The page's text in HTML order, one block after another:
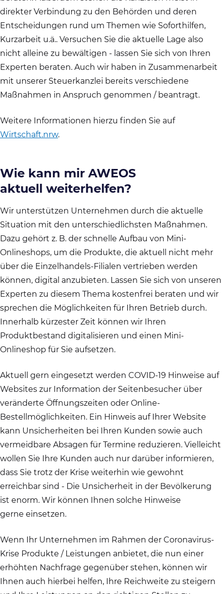
direkter Verbindung zu den Behörden und deren
Entscheidungen rund um Themen wie Soforthilfen,
Kurzarbeit u.ä.. Versuchen Sie die aktuelle Lage also
nicht alleine zu bewältigen - lassen Sie sich von Ihren
Experten beraten. Auch wir haben in Zusammenarbeit
mit unserer Steuerkanzlei bereits verschiedene
Maßnahmen in Anspruch genommen / beantragt.
Weitere Informationen hierzu finden Sie auf
Wirtschaft.nrw.
Wie kann mir AWEOS
aktuell weiterhelfen?
Wir unterstützen Unternehmen durch die aktuelle
Situation mit den unterschiedlichsten Maßnahmen.
Dazu gehört z. B. der schnelle Aufbau von Mini-
Onlineshops, um die Produkte, die aktuell nicht mehr
über die Einzelhandels-Filialen vertrieben werden
können, digital anzubieten. Lassen Sie sich von unseren
Experten zu diesem Thema kostenfrei beraten und wir
sprechen die Möglichkeiten für Ihren Betrieb durch.
Innerhalb kürzester Zeit können wir Ihren
Produktbestand digitalisieren und einen Mini-
Onlineshop für Sie aufsetzen.
Aktuell gern eingesetzt werden COVID-19 Hinweise auf
Websites zur Information der Seitenbesucher über
veränderte Öffnungszeiten oder Online-
Bestellmöglichkeiten. Ein Hinweis auf Ihrer Website
kann Unsicherheiten bei Ihren Kunden sowie auch
vermeidbare Absagen für Termine reduzieren. Vielleicht
wollen Sie Ihre Kunden auch nur darüber informieren,
dass Sie trotz der Krise weiterhin wie gewohnt
erreichbar sind - Die Unsicherheit in der Bevölkerung
ist enorm. Wir können Ihnen solche Hinweise
gerne einsetzen.
Wenn Ihr Unternehmen im Rahmen der Coronavirus-
Krise Produkte / Leistungen anbietet, die nun einer
erhöhten Nachfrage gegenüber stehen, können wir
Ihnen auch hierbei helfen, Ihre Reichweite zu steigern